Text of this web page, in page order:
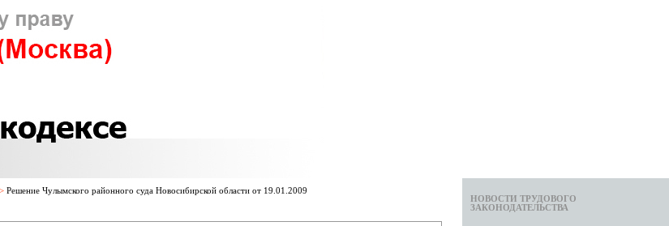
НОВОСТИ ТРУДОВОГО
ЗАКОНОДАТЕЛЬСТВА
> Решение Чулымского районного суда Новосибирской области от 19.01.2009